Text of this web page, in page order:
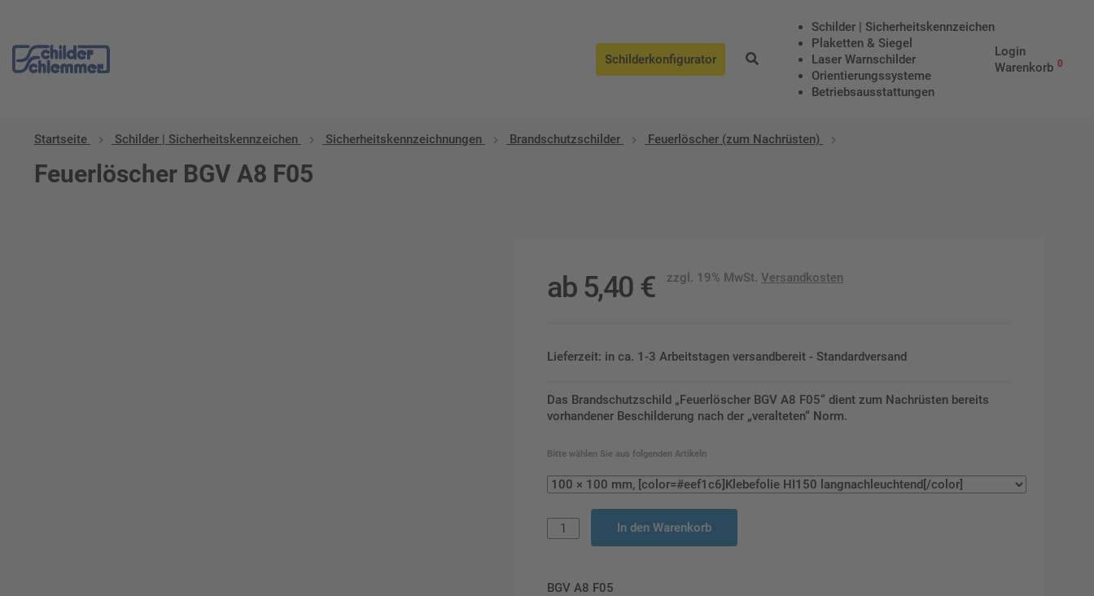
Schilderkonfigurator
Schilder | Sicherheitskennzeichen
Plaketten & Siegel
Laser Warnschilder
Orientierungssysteme
Betriebs­aus­stattungen
Login
Warenkorb 0
Startseite Schilder | Sicherheitskennzeichen Sicherheitskennzeichnungen Brandschutzschilder Feuerlöscher (zum Nachrüsten)
Feuerlöscher BGV A8 F05
ab 5,40 € zzgl. 19% MwSt.Versandkosten
Lieferzeit: in ca. 1-3 Arbeitstagen versandbereit - Standardversand
Das Brandschutzschild „Feuerlöscher BGV A8 F05“ dient zum Nachrüsten bereits
vorhandener Beschilderung nach der „veralteten“ Norm.
Bitte wählen Sie aus folgenden Artikeln
In den Warenkorb
BGV A8 F05